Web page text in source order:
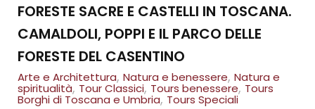
FORESTE SACRE E CASTELLI IN TOSCANA.
CAMALDOLI, POPPI E IL PARCO DELLE
FORESTE DEL CASENTINO
Arte e Architettura, Natura e benessere, Natura e
spiritualità, Tour Classici, Tours benessere, Tours
Borghi di Toscana e Umbria, Tours Speciali